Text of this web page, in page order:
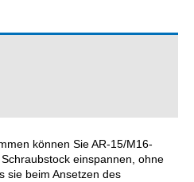
können Sie AR-15/M16-
einspannen, ohne
sie beim Ansetzen des